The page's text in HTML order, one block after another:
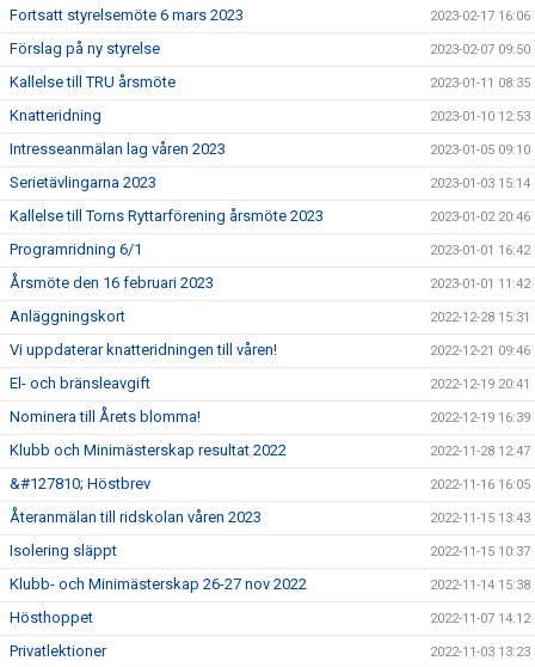
Fortsatt styrelsemöte 6 mars 2023 2023-02-17 16:06
Förslag på ny styrelse 2023-02-07 09:50
Kallelse till TRU årsmöte 2023-01-11 08:35
Knatteridning 2023-01-10 12:53
Intresseanmälan lag våren 2023 2023-01-05 09:10
Serietävlingarna 2023 2023-01-03 15:14
Kallelse till Torns Ryttarförening årsmöte 2023 2023-01-02 20:46
Programridning 6/1 2023-01-01 16:42
Årsmöte den 16 februari 2023 2023-01-01 11:42
Anläggningskort 2022-12-28 15:31
Vi uppdaterar knatteridningen till våren! 2022-12-21 09:46
El- och bränsleavgift 2022-12-19 20:41
Nominera till Årets blomma! 2022-12-19 16:39
Klubb och Minimästerskap resultat 2022 2022-11-28 12:47
&#127810; Höstbrev 2022-11-16 16:05
Återanmälan till ridskolan våren 2023 2022-11-15 13:43
Isolering släppt 2022-11-15 10:37
Klubb- och Minimästerskap 26-27 nov 2022 2022-11-14 15:38
Hösthoppet 2022-11-07 14:12
Privatlektioner 2022-11-03 13:23